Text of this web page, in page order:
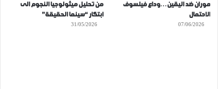
موران ضد اليقين…وداع فيلسوف
الاحتمال
07/06/2026
من تحليل ميثولوجيا النجوم الى
ابتكار “سينما الحقيقة”
31/05/2026